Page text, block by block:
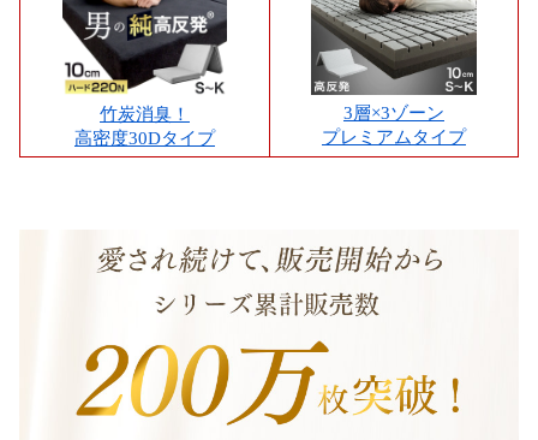
竹炭消臭！
高密度30Dタイプ
3層×3ゾーン
プレミアムタイプ